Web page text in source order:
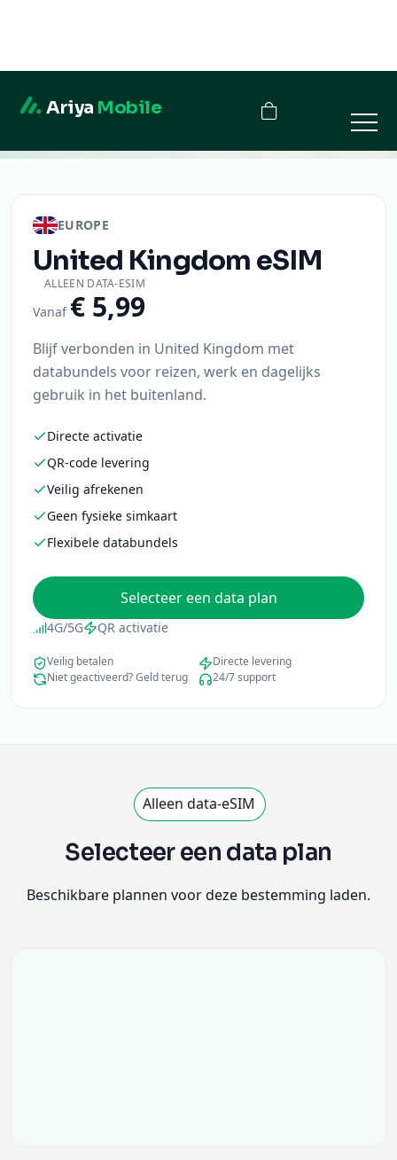
United Kingdom
EUROPE
United Kingdom eSIM
ALLEEN DATA-ESIM
Vanaf € 5,99
Blijf verbonden in United Kingdom met
databundels voor reizen, werk en dagelijks
gebruik in het buitenland.
Directe activatie
QR-code levering
Veilig afrekenen
Geen fysieke simkaart
Flexibele databundels
Selecteer een data plan
4G/5G QR activatie
Veilig betalen
Directe levering
Niet geactiveerd? Geld terug
24/7 support
Alleen data-eSIM
Selecteer een data plan
Beschikbare plannen voor deze bestemming laden.